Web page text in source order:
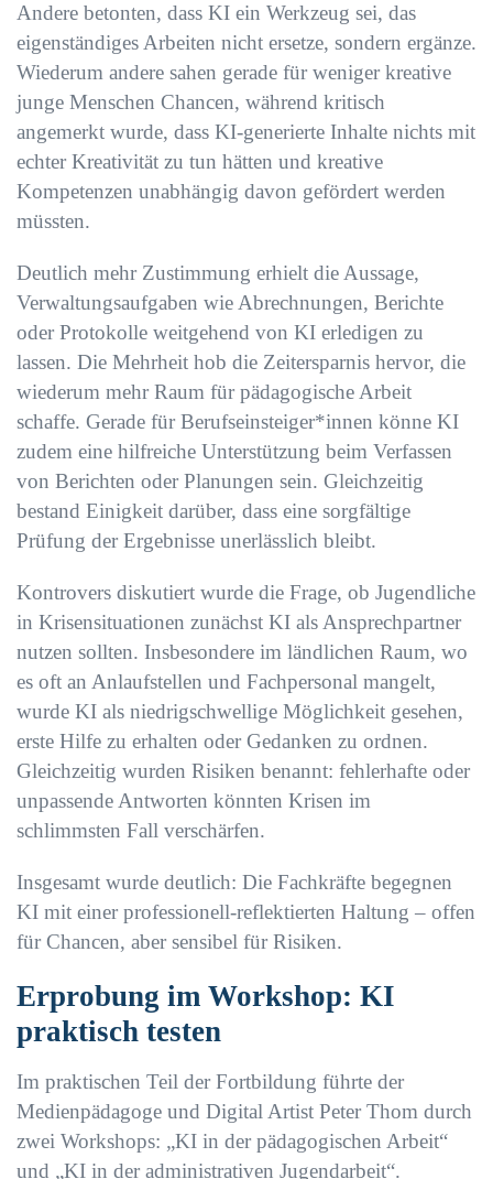
Andere betonten, dass KI ein Werkzeug sei, das
eigenständiges Arbeiten nicht ersetze, sondern ergänze.
Wiederum andere sahen gerade für weniger kreative
junge Menschen Chancen, während kritisch
angemerkt wurde, dass KI-generierte Inhalte nichts mit
echter Kreativität zu tun hätten und kreative
Kompetenzen unabhängig davon gefördert werden
müssten.
Deutlich mehr Zustimmung erhielt die Aussage,
Verwaltungsaufgaben wie Abrechnungen, Berichte
oder Protokolle weitgehend von KI erledigen zu
lassen. Die Mehrheit hob die Zeitersparnis hervor, die
wiederum mehr Raum für pädagogische Arbeit
schaffe. Gerade für Berufseinsteiger*innen könne KI
zudem eine hilfreiche Unterstützung beim Verfassen
von Berichten oder Planungen sein. Gleichzeitig
bestand Einigkeit darüber, dass eine sorgfältige
Prüfung der Ergebnisse unerlässlich bleibt.
Kontrovers diskutiert wurde die Frage, ob Jugendliche
in Krisensituationen zunächst KI als Ansprechpartner
nutzen sollten. Insbesondere im ländlichen Raum, wo
es oft an Anlaufstellen und Fachpersonal mangelt,
wurde KI als niedrigschwellige Möglichkeit gesehen,
erste Hilfe zu erhalten oder Gedanken zu ordnen.
Gleichzeitig wurden Risiken benannt: fehlerhafte oder
unpassende Antworten könnten Krisen im
schlimmsten Fall verschärfen.
Insgesamt wurde deutlich: Die Fachkräfte begegnen
KI mit einer professionell-reflektierten Haltung – offen
für Chancen, aber sensibel für Risiken.
Erprobung im Workshop: KI
praktisch testen
Im praktischen Teil der Fortbildung führte der
Medienpädagoge und Digital Artist Peter Thom durch
zwei Workshops: „KI in der pädagogischen Arbeit“
und „KI in der administrativen Jugendarbeit“.